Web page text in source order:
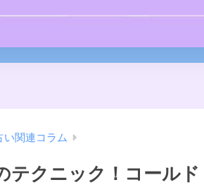
い関連コラム
テクニック！コール